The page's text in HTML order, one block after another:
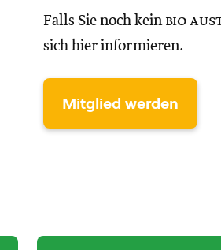
Falls Sie noch kein bio
sich hier informieren.
Mitglied werden